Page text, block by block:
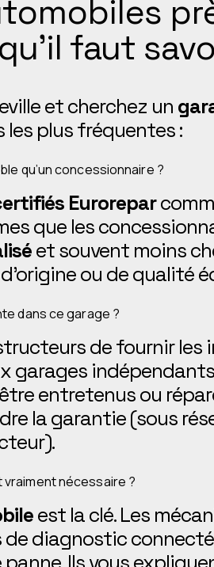
faut
et cherchez un
les plus fréquentes :
qu’un concessionnaire ?
Eurorepar
que les
et souvent moins
ou de qualité
dans ce garage ?
de fournir
garages
entretenus ou
la garantie (sous
nécessaire ?
est la clé. Les
diagnostic